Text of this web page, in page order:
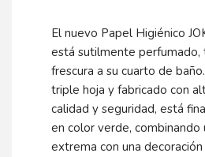
El nuevo Papel Higiénico
está sutilmente perfumado,
frescura a su cuarto de
triple hoja y fabricado con
calidad y seguridad, está
en color verde, combinando
extrema con una